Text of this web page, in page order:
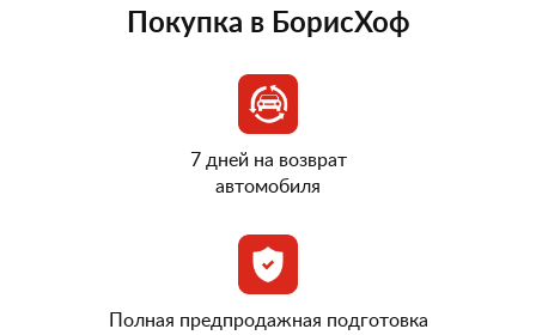
Покупка в БорисХоф
7 дней на возврат
автомобиля
Полная предпродажная подготовка